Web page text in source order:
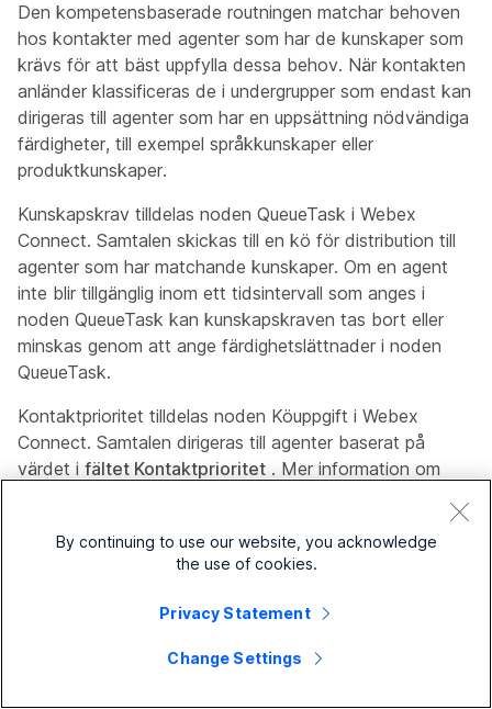
Den kompetensbaserade routningen matchar behoven
hos kontakter med agenter som har de kunskaper som
krävs för att bäst uppfylla dessa behov. När kontakten
anländer klassificeras de i undergrupper som endast kan
dirigeras till agenter som har en uppsättning nödvändiga
färdigheter, till exempel språkkunskaper eller
produktkunskaper.
Kunskapskrav tilldelas noden QueueTask i Webex
Connect. Samtalen skickas till en kö för distribution till
agenter som har matchande kunskaper. Om en agent
inte blir tillgänglig inom ett tidsintervall som anges i
noden QueueTask kan kunskapskraven tas bort eller
minskas genom att ange färdighetslättnader i noden
QueueTask.
Kontaktprioritet tilldelas noden Köuppgift i Webex
Connect. Samtalen dirigeras till agenter baserat på
värdet i fältet Kontaktprioritet . Mer information om
Definiera färdigheter. Mer information finns i
Du kan definiera följande typer av färdigheter:
En färdighetsfärdighet kan ha ett värde
By continuing to use our website, you acknowledge
the use of cookies.
Privacy Statement
Change Settings